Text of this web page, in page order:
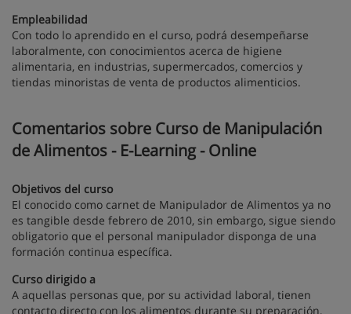
Empleabilidad
Con todo lo aprendido en el curso, podrá desempeñarse
laboralmente, con conocimientos acerca de higiene
alimentaria, en industrias, supermercados, comercios y
tiendas minoristas de venta de productos alimenticios.
Comentarios sobre Curso de Manipulación
de Alimentos - E-Learning - Online
Objetivos del curso
El conocido como carnet de Manipulador de Alimentos ya no
es tangible desde febrero de 2010, sin embargo, sigue siendo
obligatorio que el personal manipulador disponga de una
formación continua específica.
Curso dirigido a
A aquellas personas que, por su actividad laboral, tienen
contacto directo con los alimentos durante su preparación,